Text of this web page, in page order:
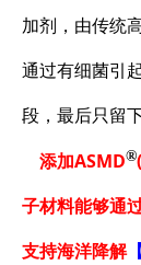
加剂，由传统
通过有细菌引
段，最后只留
添加ASMD®
子材料能够通
支持海洋降解